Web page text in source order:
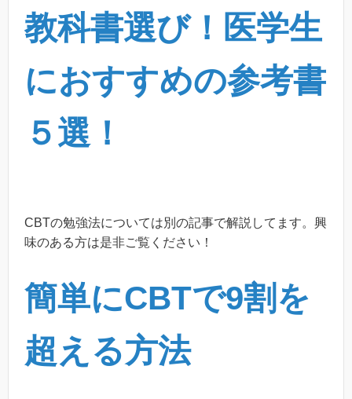
教科書選び！医学生
におすすめの参考書
５選！
CBTの勉強法については別の記事で解説してます。興
味のある方は是非ご覧ください！
簡単にCBTで9割を
超える方法